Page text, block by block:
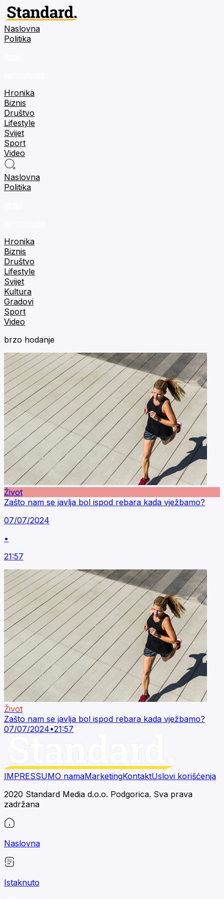
Naslovna
Politika
Hronika
Biznis
Društvo
Lifestyle
Svijet
Sport
Video
Naslovna
Politika
Hronika
Biznis
Društvo
Lifestyle
Svijet
Kultura
Gradovi
Sport
Video
brzo hodanje
Život
Zašto nam se javlja bol ispod rebara kada vježbamo?
07/07/2024
•
21:57
Život
Zašto nam se javlja bol ispod rebara kada vježbamo?
07/07/2024•21:57
IMPRESSUMO namaMarketingKontaktUslovi korišćenja
2020 Standard Media d.o.o. Podgorica. Sva prava
zadržana
Naslovna
Istaknuto